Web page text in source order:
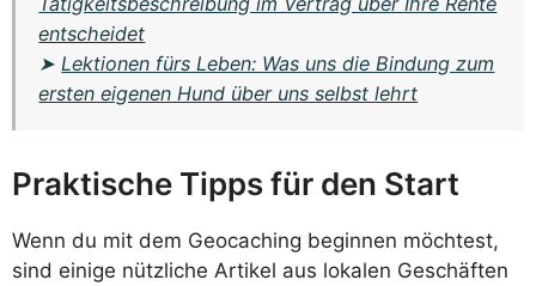
entscheidet
➤ Lektionen fürs Leben: Was uns die Bindung zum
ersten eigenen Hund über uns selbst lehrt
Praktische Tipps für den Start
Wenn du mit dem Geocaching beginnen möchtest,
sind einige nützliche Artikel aus lokalen Geschäften